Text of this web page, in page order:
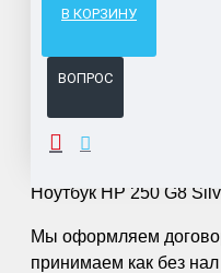
В КОРЗИНУ
ВОПРОС
ОПИСАНИЕ
Ноутбук HP 250 G8
Мы оформляем
принимаем как без